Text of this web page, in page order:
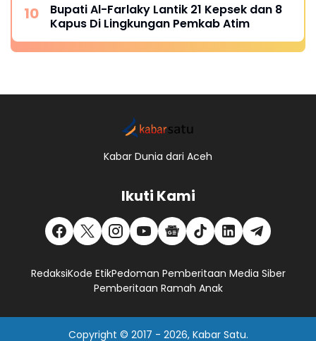
Bupati Al-Farlaky Lantik 21 Kepsek dan 8
Kapus Di Lingkungan Pemkab Atim
Kabar Dunia dari Aceh
Ikuti Kami
RedaksiKode EtikPedoman Pemberitaan Media Siber
Pemberitaan Ramah Anak
Copyright © 2017 - 2026, Kabar Satu.